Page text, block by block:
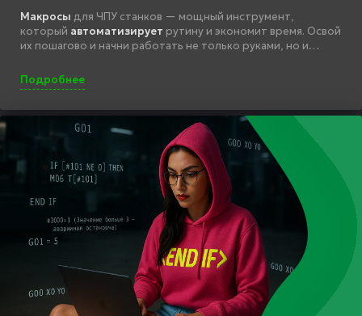
Макросы для ЧПУ станков — мощный инструмент,
который автоматизирует рутину и экономит время. Освой
их пошагово и начни работать не только руками, но и
Подробнее